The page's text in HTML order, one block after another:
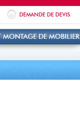
DEMANDE DE DEVIS
MONTAGE DE MOBILIER